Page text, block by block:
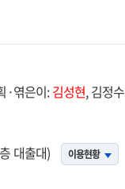
·엮은이:김성현, 김정수
대출대) 이용현황